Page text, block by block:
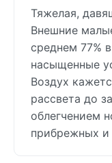
Тяжелая,
Внешние
среднем 77%
насыщенные
Воздух
рассвета до
облегчением
прибрежных и